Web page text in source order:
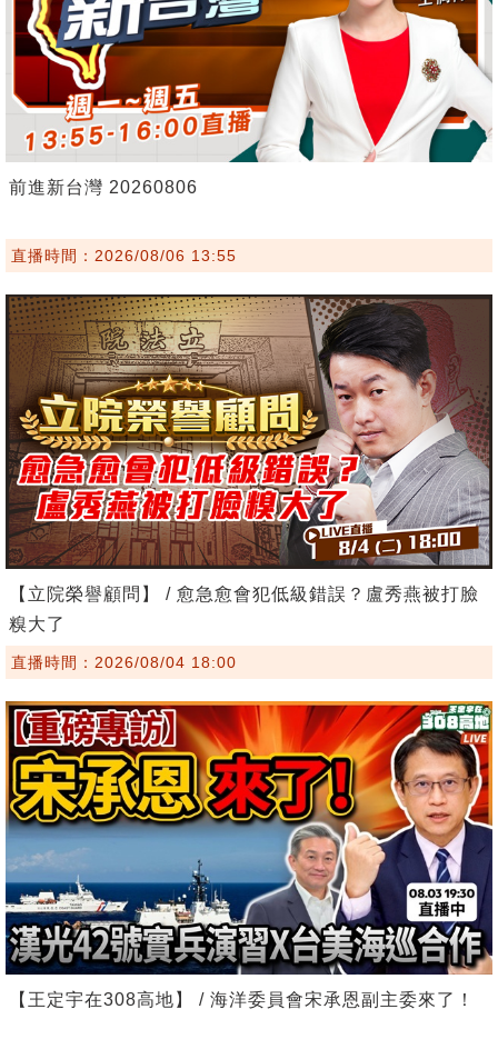
前進新台灣 20260806
直播時間：2026/08/06 13:55
【立院榮譽顧問】 / 愈急愈會犯低級錯誤？盧秀燕被打臉
糗大了
直播時間：2026/08/04 18:00
【王定宇在308高地】 / 海洋委員會宋承恩副主委來了！